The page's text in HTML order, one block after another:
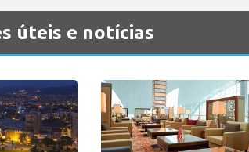
úteis e notícias